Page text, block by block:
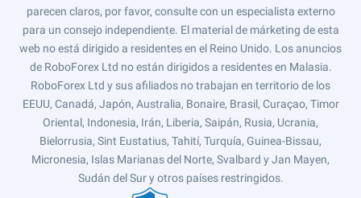
parecen claros, por favor, consulte con un especialista externo
para un consejo independiente. El material de márketing de esta
web no está dirigido a residentes en el Reino Unido. Los anuncios
de RoboForex Ltd no están dirigidos a residentes en Malasia.
RoboForex Ltd y sus afiliados no trabajan en territorio de los
EEUU, Canadá, Japón, Australia, Bonaire, Brasil, Curaçao, Timor
Oriental, Indonesia, Irán, Liberia, Saipán, Rusia, Ucrania,
Bielorrusia, Sint Eustatius, Tahití, Turquía, Guinea-Bissau,
Micronesia, Islas Marianas del Norte, Svalbard y Jan Mayen,
Sudán del Sur y otros países restringidos.